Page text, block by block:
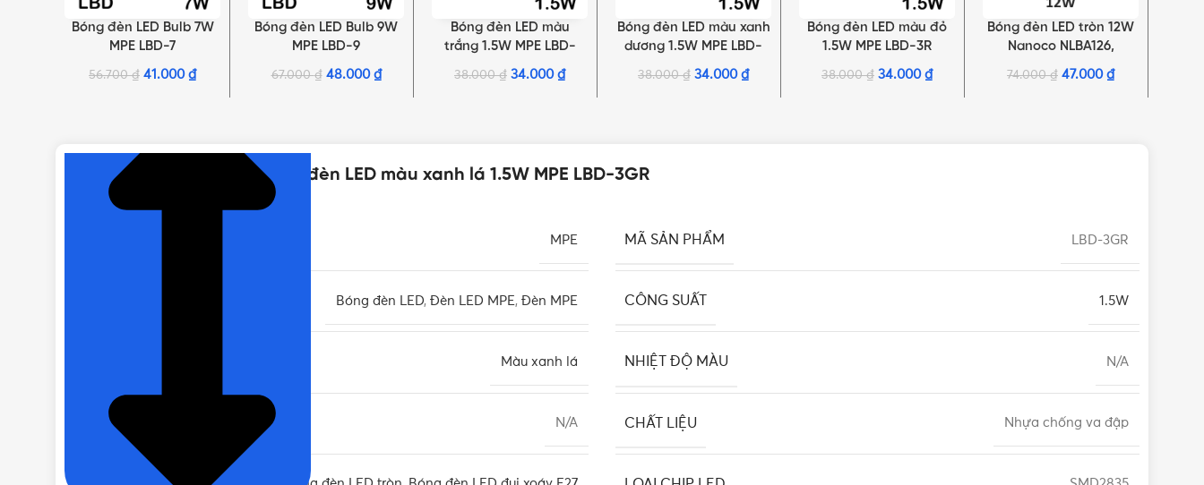
LỰA CHỌN TÙY CHỌN
Bóng đèn LED Bulb 7W
MPE LBD-7
56.700₫ 41.000 ₫
LỰA CHỌN TÙY CHỌN
Bóng đèn LED Bulb 9W
MPE LBD-9
67.000₫ 48.000 ₫
THÊM VÀO GIỎ HÀNG
Bóng đèn LED màu
trắng 1.5W MPE LBD-
3MK
38.000₫ 34.000 ₫
THÊM VÀO GIỎ HÀNG
Bóng đèn LED màu xanh
dương 1.5W MPE LBD-
3BL
38.000₫ 34.000 ₫
THÊM VÀO GIỎ HÀNG
Bóng đèn LED màu đỏ
1.5W MPE LBD-3R
38.000₫ 34.000 ₫
LỰA CHỌN TÙY CHỌN
Bóng đèn LED tròn 12W
Nanoco NLBA126,
NLBA123
74.000₫ 47.000 ₫
Thông số kỹ thuật của Bóng đèn LED màu xanh lá 1.5W MPE LBD-3GR
MPE MÃ SẢN PHẨM LBD-3GR
Bóng đèn LED, Đèn LED MPE , Đèn MPE CÔNG SUẤT 1.5W
Màu xanh lá NHIỆT ĐỘ MÀU N/A
QUANG THÔNG (ĐỘ SÁNG) N/A CHẤT LIỆU Nhựa chống va đập
NHẤN ĐỂ XEM TIẾP (THU GỌN)